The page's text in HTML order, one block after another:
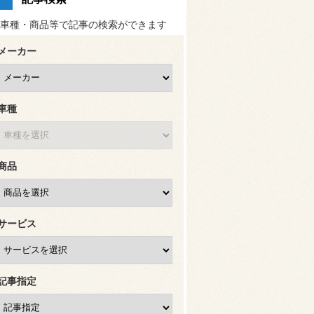
種・商品等で記事の検索ができます
ーカー
種
品
ービス
事指定